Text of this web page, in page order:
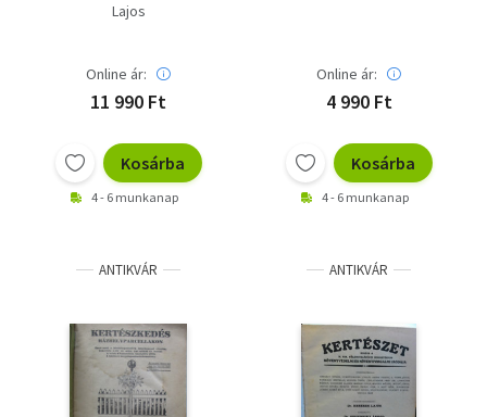
Lajos
Online ár:
11 990 Ft
Kosárba
4 - 6 munkanap
Online ár:
4 990 Ft
Kosárba
4 - 6 munkanap
ANTIKVÁR ANTIKVÁR